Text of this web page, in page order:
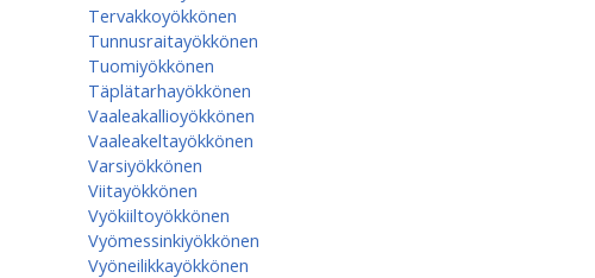
Tervakkoyökkönen
Tunnusraitayökkönen
Tuomiyökkönen
Täplätarhayökkönen
Vaaleakallioyökkönen
Vaaleakeltayökkönen
Varsiyökkönen
Viitayökkönen
Vyökiiltoyökkönen
Vyömessinkiyökkönen
Vyöneilikkayökkönen